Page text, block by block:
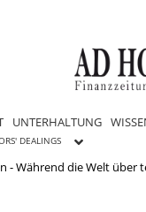
UNTERHALTUNG
DEALINGS
- Während die Welt über